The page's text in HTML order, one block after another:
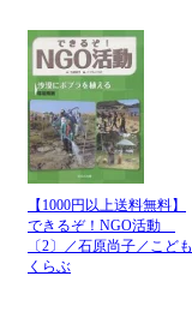
【1000円以上送料無料】
できるぞ！NGO活動
〔2〕／石原尚子／こども
くらぶ